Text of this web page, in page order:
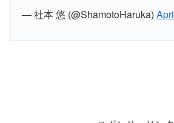
— 社本 悠 (@ShamotoHaruka)